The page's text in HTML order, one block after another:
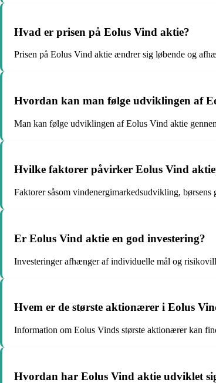
Hvad er prisen på Eolus Vind aktie?
Prisen på Eolus Vind aktie ændrer sig løbende og
Hvordan kan man følge udviklingen af
Man kan følge udviklingen af Eolus Vind aktie
Hvilke faktorer påvirker Eolus Vind
Faktorer såsom vindenergimarkedsudvikling,
Er Eolus Vind aktie en god investering?
Investeringer afhænger af individuelle mål og
Hvem er de største aktionærer i Eolus
Information om Eolus Vinds største aktionærer kan
Hvordan har Eolus Vind aktie udviklet